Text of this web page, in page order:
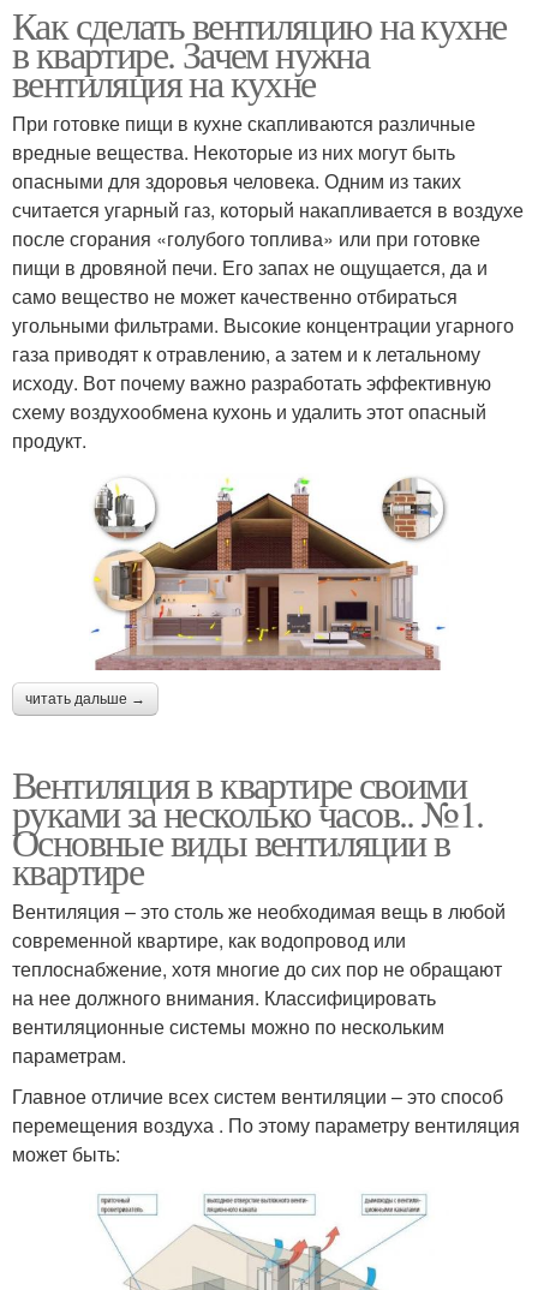
Как сделать вентиляцию на кухне
в квартире. Зачем нужна
вентиляция на кухне
При готовке пищи в кухне скапливаются различные
вредные вещества. Некоторые из них могут быть
опасными для здоровья человека. Одним из таких
считается угарный газ, который накапливается в воздухе
после сгорания «голубого топлива» или при готовке
пищи в дровяной печи. Его запах не ощущается, да и
само вещество не может качественно отбираться
угольными фильтрами. Высокие концентрации угарного
газа приводят к отравлению, а затем и к летальному
исходу. Вот почему важно разработать эффективную
схему воздухообмена кухонь и удалить этот опасный
продукт.
читать дальше →
Вентиляция в квартире своими
руками за несколько часов.. №1.
Основные виды вентиляции в
квартире
Вентиляция – это столь же необходимая вещь в любой
современной квартире, как водопровод или
теплоснабжение, хотя многие до сих пор не обращают
на нее должного внимания. Классифицировать
вентиляционные системы можно по нескольким
параметрам.
Главное отличие всех систем вентиляции – это способ
перемещения воздуха . По этому параметру вентиляция
может быть: